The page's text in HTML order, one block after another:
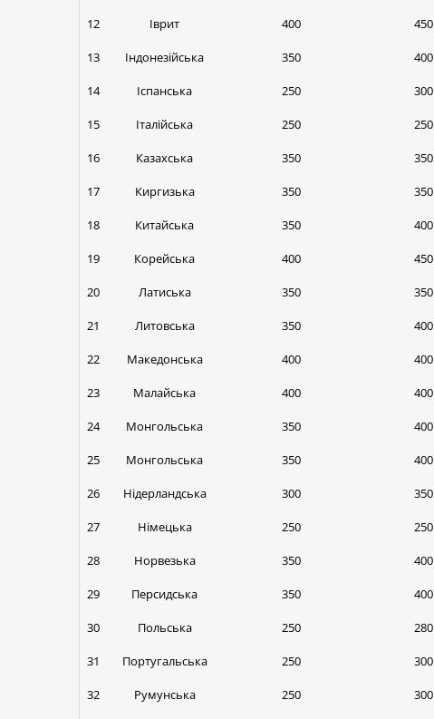
12 Іврит 400 450
13 Індонезійська 350 400
14 Іспанська 250 300
15 Італійська 250 250
16 Казахська 350 350
17 Киргизька 350 350
18 Китайська 350 400
19 Корейська 400 450
20 Латиська 350 350
21 Литовська 350 400
22 Македонська 400 400
23 Малайська 400 400
24 Монгольська 350 400
25 Монгольська 350 400
26 Нідерландська 300 350
27 Німецька 250 250
28 Норвезька 350 400
29 Персидська 350 400
30 Польська 250 280
31 Португальська 250 300
32 Румунська 250 300